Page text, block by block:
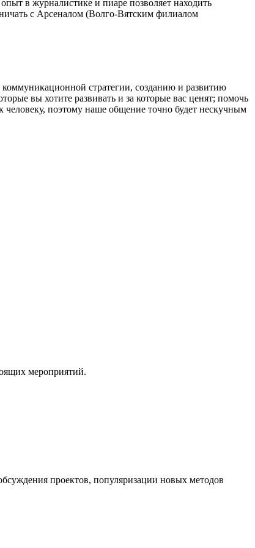
в журналистике и пиаре позволяет находить
с Арсеналом (Волго-Вятским филиалом
стратегии, созданию и развитию
вы хотите развивать и за которые вас ценят; помочь
человеку, поэтому наше общение точно будет нескучным
мероприятий.
проектов, популяризации новых методов